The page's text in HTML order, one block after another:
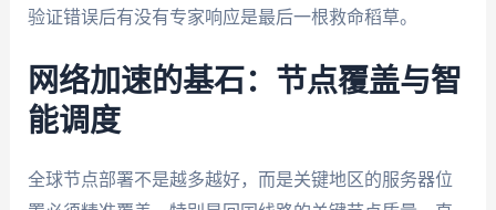
验证错误后有没有专家响应是最后一根救命稻草。
网络加速的基石：节点覆盖与智
能调度
全球节点部署不是越多越好，而是关键地区的服务器位